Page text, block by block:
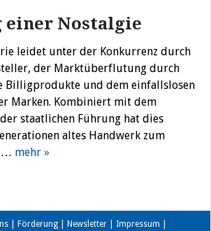
einer Nostalgie
leidet unter der Konkurrenz durch
der Marktüberflutung durch
Billigprodukte und dem einfallslosen
Marken. Kombiniert mit dem
staatlichen Führung hat dies
altes Handwerk zum
mehr »
Förderung Newsletter Impressum